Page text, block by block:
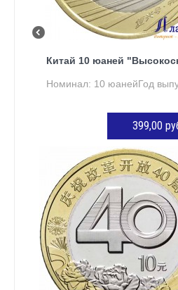
Китай 10 юаней
Номинал: 10 юанейГод
399,00
ДОБАВИТЬ В